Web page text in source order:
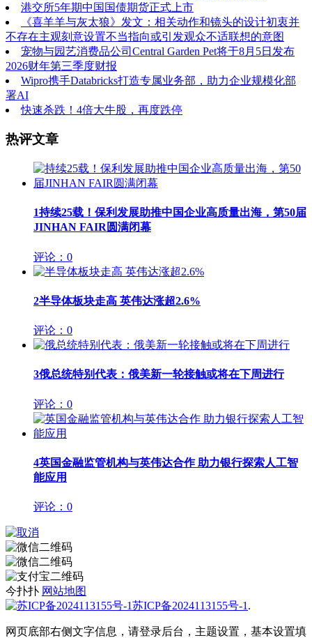
港交所5年期中国国债期货正式上市
《喜羊羊与灰太狼》发文：相关动作和镜头的设计初衷并
不存在主观刻意设置不当指向或引发观众不适联想的意图
宠物与园艺消费品公司Central Garden Pet将于8月5日发布
2026财年第三季度财报
Wipro携手Databricks打造专属业务部，助力企业规模化部
署AI
快速杀跌！4倍大牛股，再度跌停
热评文章
1持续25载！保利发展助推中国企业高质量出海，第50届
JINHAN FAIR圆满闭幕
评论：0
2半导体板块走高 英伟达涨超2.6%
评论：0
3俄总统特别代表：俄美新一轮接触或将在下周进行
评论：0
4英国金融监管机构与英伟达合作 助力银行探索人工智
能应用
评论：0
今扑扑 网站地图
苏ICP备2024113155号-1 .
网页底部右侧文字信息，请登录后台，主题设置，基本设置填